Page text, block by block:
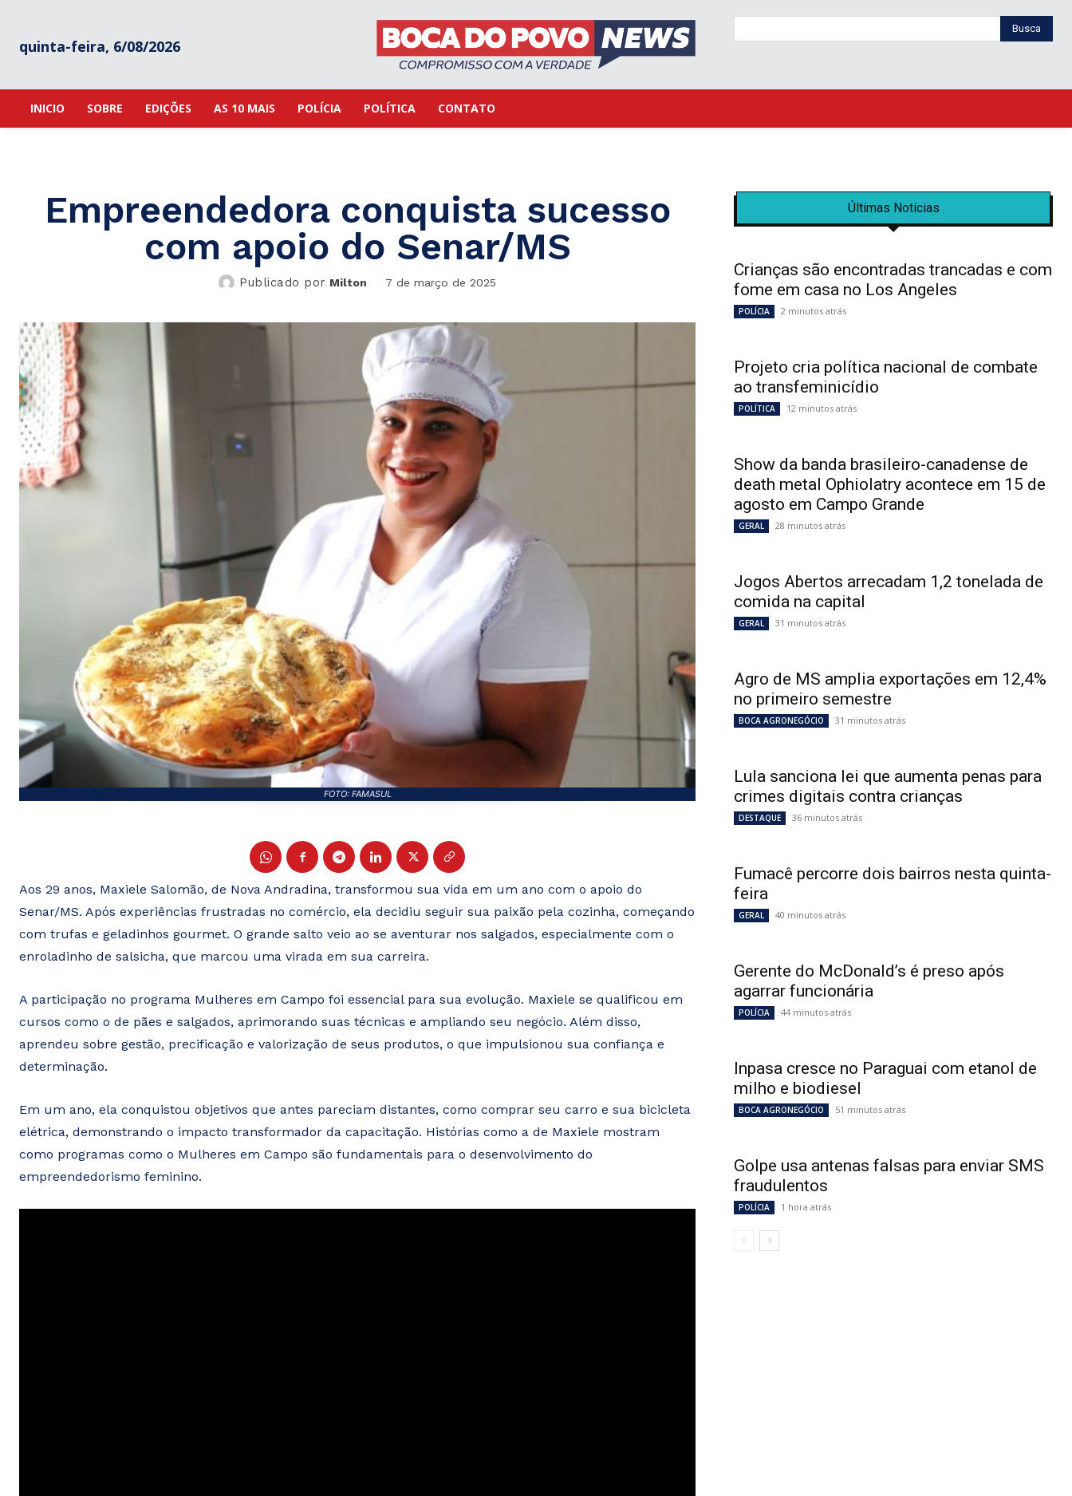
quinta-feira, 6/08/2026
Busca
INICIO SOBRE EDIÇÕES AS 10 MAIS POLÍCIA POLÍTICA CONTATO
Empreendedora conquista sucesso
com apoio do Senar/MS
Publicado por Milton 7 de março de 2025
FOTO: FAMASUL
Aos 29 anos, Maxiele Salomão, de Nova Andradina, transformou sua vida em um ano com o apoio do
Senar/MS. Após experiências frustradas no comércio, ela decidiu seguir sua paixão pela cozinha, começando
com trufas e geladinhos gourmet. O grande salto veio ao se aventurar nos salgados, especialmente com o
enroladinho de salsicha, que marcou uma virada em sua carreira.
A participação no programa Mulheres em Campo foi essencial para sua evolução. Maxiele se qualificou em
cursos como o de pães e salgados, aprimorando suas técnicas e ampliando seu negócio. Além disso,
aprendeu sobre gestão, precificação e valorização de seus produtos, o que impulsionou sua confiança e
determinação.
Em um ano, ela conquistou objetivos que antes pareciam distantes, como comprar seu carro e sua bicicleta
elétrica, demonstrando o impacto transformador da capacitação. Histórias como a de Maxiele mostram
como programas como o Mulheres em Campo são fundamentais para o desenvolvimento do
empreendedorismo feminino.
Últimas Notícias
Crianças são encontradas trancadas e com
fome em casa no Los Angeles
POLÍCIA 2 minutos atrás
Projeto cria política nacional de combate
ao transfeminicídio
POLÍTICA 12 minutos atrás
Show da banda brasileiro-canadense de
death metal Ophiolatry acontece em 15 de
agosto em Campo Grande
GERAL 28 minutos atrás
Jogos Abertos arrecadam 1,2 tonelada de
comida na capital
GERAL 31 minutos atrás
Agro de MS amplia exportações em 12,4%
no primeiro semestre
BOCA AGRONEGÓCIO 31 minutos atrás
Lula sanciona lei que aumenta penas para
crimes digitais contra crianças
DESTAQUE 36 minutos atrás
Fumacê percorre dois bairros nesta quinta-
feira
GERAL 40 minutos atrás
Gerente do McDonald’s é preso após
agarrar funcionária
POLÍCIA 44 minutos atrás
Inpasa cresce no Paraguai com etanol de
milho e biodiesel
BOCA AGRONEGÓCIO 51 minutos atrás
Golpe usa antenas falsas para enviar SMS
fraudulentos
POLÍCIA 1 hora atrás